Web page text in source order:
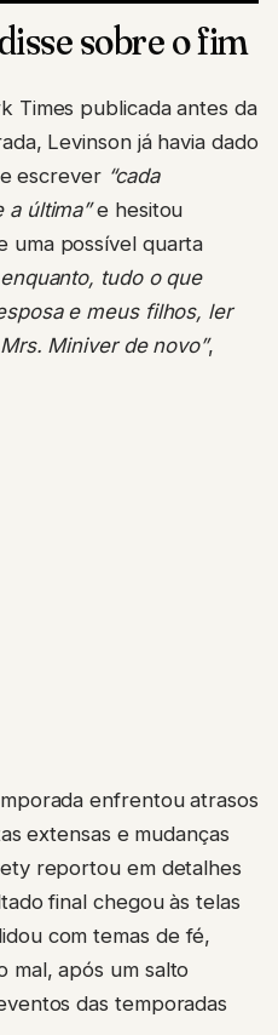
sobre o fim
Times publicada antes da
Levinson já havia dado
escrever “cada
última”e hesitou
uma possível quarta
tudo o que
e meus filhos, ler
Miniver de novo”,
enfrentou atrasos
extensas e mudanças
reportou em detalhes
final chegou às telas
com temas de fé,
mal, após um salto
das temporadas